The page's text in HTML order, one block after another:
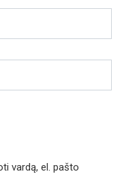
vardą, el. pašto